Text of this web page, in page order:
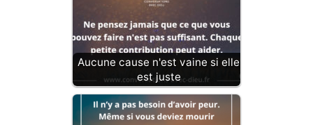
Aucune cause n'est vaine si elle
est juste